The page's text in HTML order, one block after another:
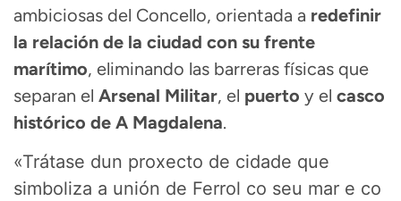
ambiciosas del Concello, orientada a redefinir
la relación de la ciudad con su frente
marítimo, eliminando las barreras físicas que
separan el Arsenal Militar, el puerto y el casco
histórico de A Magdalena.
«Trátase dun proxecto de cidade que
simboliza a unión de Ferrol co seu mar e co